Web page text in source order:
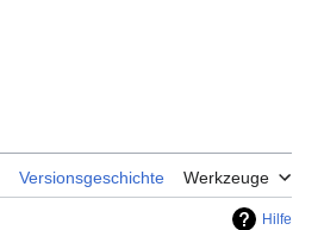
Versionsgeschichte Werkzeuge
Hilfe